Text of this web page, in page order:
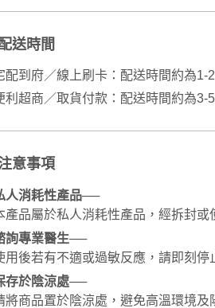
送時間
配到府／線上刷卡：配送時間約為1-
利超商／取貨付款：配送時間約為3-
意事項
人消耗性產品──
產品屬於私人消耗性產品，經拆封
詢專業醫生──
用後若有不適或過敏反應，請即刻停
存於陰涼處──
將商品置於陰涼處，避免高溫環境及